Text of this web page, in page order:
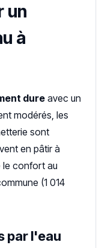
un
à
dureavec un
modérés, les
sont
en pâtir à
le confort au
(1 014
par l'eau